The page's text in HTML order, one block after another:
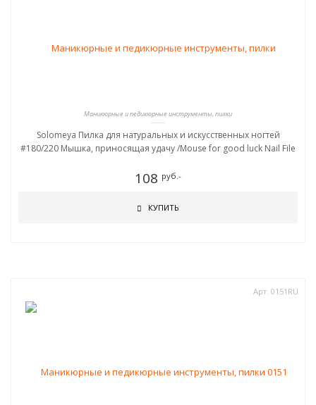
Маникюрные и педикюрные инструменты, пилки
Solomeya Пилка для натуральных и искусственных ногтей
#180/220 Мышка, приносящая удачу /Mouse for good luck Nail File
108 руб.-
КУПИТЬ
Арт. 0151RU